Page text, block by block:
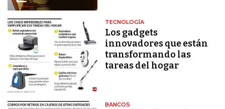
TECNOLOGÍA
Los gadgets
innovadores que están
transformando las
tareas del hogar
BANCOS